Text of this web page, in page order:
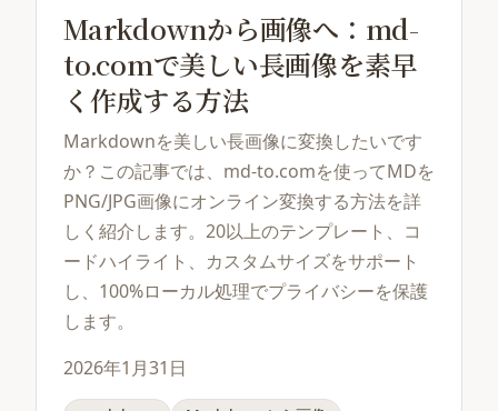
Markdownから画像へ：md-
to.comで美しい長画像を素早
く作成する方法
Markdownを美しい長画像に変換したいです
か？この記事では、md-to.comを使ってMDを
PNG/JPG画像にオンライン変換する方法を詳
しく紹介します。20以上のテンプレート、コ
ードハイライト、カスタムサイズをサポート
し、100%ローカル処理でプライバシーを保護
します。
2026年1月31日